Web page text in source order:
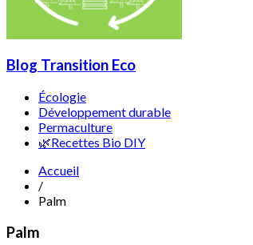
Blog Transition Eco
Écologie
Développement durable
Permaculture
🌿Recettes Bio DIY
Accueil
/
Palm
Palm